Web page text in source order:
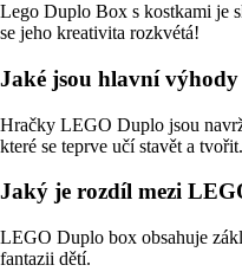
Lego Duplo Box s kostkami je
se jeho kreativita rozkvétá!
Jaké jsou hlavní
Hračky LEGO Duplo jsou
které se teprve učí stavět a tvořit.
Jaký je rozdíl mezi
LEGO Duplo box obsahuje
fantazii dětí.